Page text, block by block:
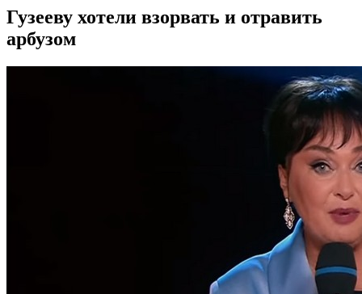
Гузееву хотели взорвать и отравить
арбузом